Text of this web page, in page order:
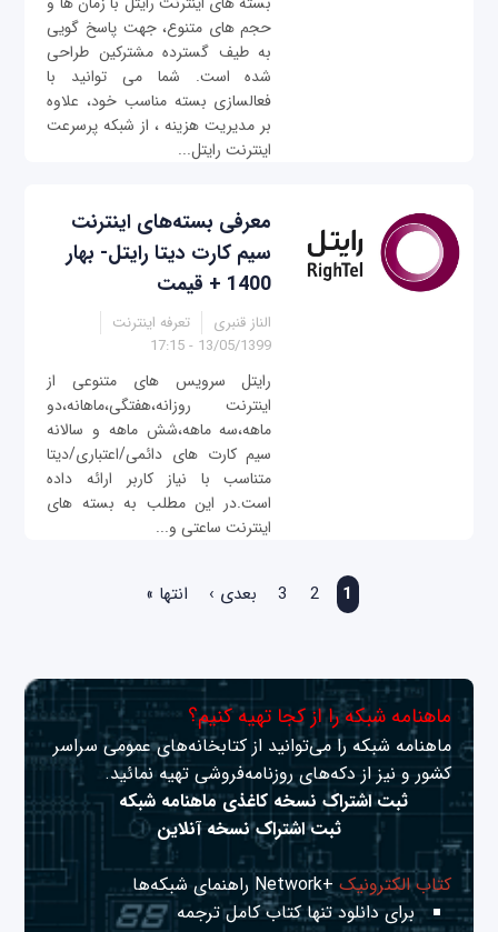
حجم های متنوع، جهت پاسخ گویی
به طیف گسترده مشترکین طراحی
شده است. شما می توانید با
فعالسازی بسته مناسب خود، علاوه
بر مدیریت هزینه ، از شبکه پرسرعت
اینترنت رایتل...
معرفی بسته‌های اینترنت
سیم کارت دیتا رایتل- بهار
1400 + قیمت
الناز قنبری
تعرفه اینترنت
13/05/1399 - 17:15
رایتل سرویس های متنوعی از
اینترنت روزانه،هفتگی،ماهانه،دو
ماهه،سه ماهه،شش ماهه و سالانه
سیم کارت های دائمی/اعتباری/دیتا
متناسب با نیاز کاربر ارائه داده
است.در این مطلب به بسته های
اینترنت ساعتی و...
1
2
3 بعدی › انتها »
ماهنامه شبکه را از کجا تهیه کنیم؟
ماهنامه شبکه را می‌توانید از کتابخانه‌های عمومی سراسر
کشور و نیز از دکه‌های روزنامه‌فروشی تهیه نمائید.
ثبت اشتراک نسخه کاغذی ماهنامه شبکه
ثبت اشتراک نسخه آنلاین
کتاب الکترونیک+Network راهنمای شبکه‌ها
برای دانلود تنها کتاب کامل ترجمه